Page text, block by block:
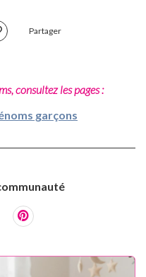
Partager
consultez les pages :
garçons